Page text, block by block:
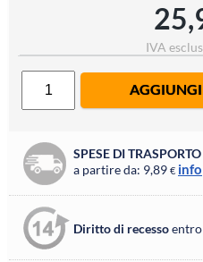
IVA
AGGIUNGI
SPESE DI TRASPORTO
a partire da: 9,89 € info
Diritto di recesso